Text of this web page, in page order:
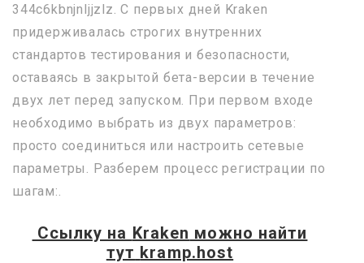
344c6kbnjnljjzlz. С первых дней Kraken
придерживалась строгих внутренних
стандартов тестирования и безопасности,
оставаясь в закрытой бета-версии в течение
двух лет перед запуском. При первом входе
необходимо выбрать из двух параметров:
просто соединиться или настроить сетевые
параметры. Разберем процесс регистрации по
шагам:.
Ссылку на Kraken можно найти
тут kramp.host